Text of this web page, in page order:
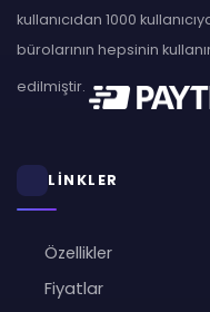
kullanıcıdan 1000
bürolarının hepsinin
edilmiştir.
LİNKLER
Özellikler
Fiyatlar